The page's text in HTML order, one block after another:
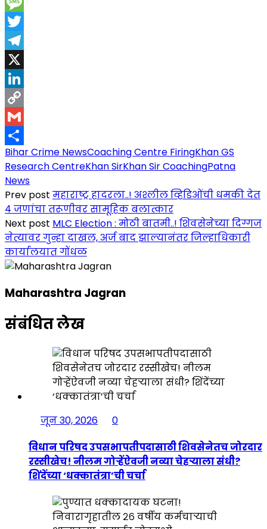
Message
Twitter
Telegram
X
LinkedIn
Copy
Link
Gmail
Share
Bihar Crime NewsCoaching Centre FiringKhan GS
Research CentreKhan SirKhan Sir CoachingPatna
News
Prev post महाराष्ट्र हादरला..! अश्लील व्हिडिओंची धमकी देत
४ जणांचा तरूणीवर सामूहिक बलात्कार
Next post MLC Election : मोठी बातमी..! शिवसेनेच्या दिग्गज
नेत्यावर गुन्हा दाखल, अर्ज बाद झाल्यानंतर जिल्हाधिकारी
कार्यालयात गोंधळ
Maharashtra Jagran
संबंधित लेख
जून 30, 2026
0
विधान परिषद उपसभापतीपदासाठी शिवसेनेतच जोरदार
रस्सीखेच! नीलम गोऱ्हेंऐवजी नव्या चेहऱ्याला संधी?
शिंदेंच्या ‘धक्कातंत्रा’ची चर्चा